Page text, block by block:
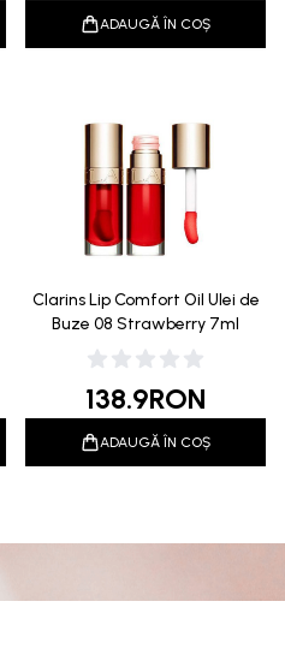
ADAUGĂ ÎN COȘ
Clarins Lip Comfort Oil Ulei de
Buze 08 Strawberry 7ml
138.9RON
ADAUGĂ ÎN COȘ